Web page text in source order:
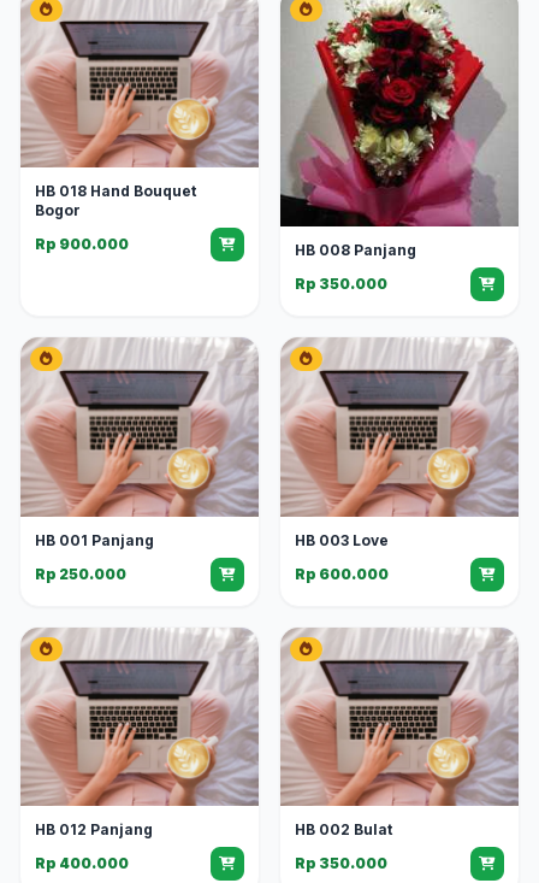
HB 018 Hand Bouquet
Bogor
Rp 900.000
HB 008 Panjang
Rp 350.000
HB 001 Panjang
Rp 250.000
HB 003 Love
Rp 600.000
HB 012 Panjang
Rp 400.000
HB 002 Bulat
Rp 350.000